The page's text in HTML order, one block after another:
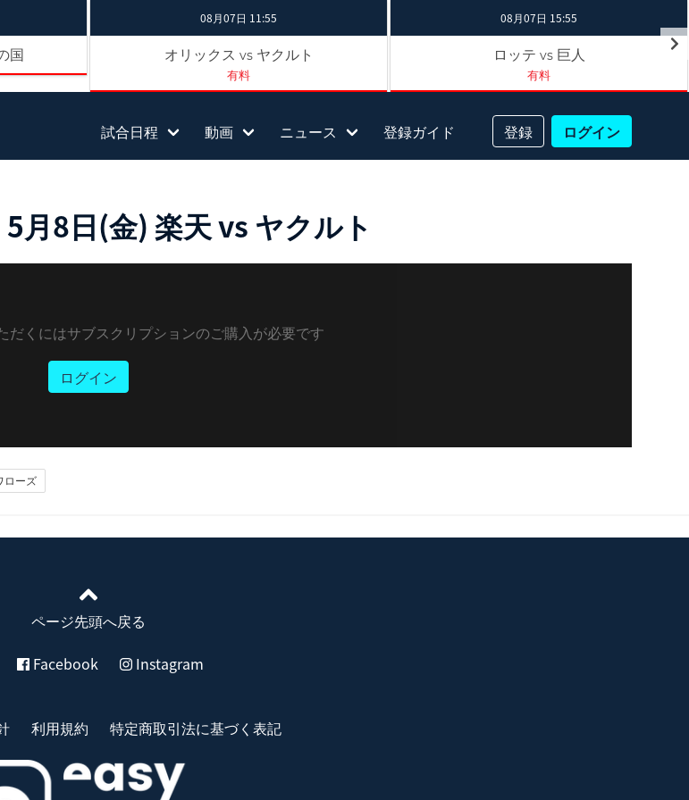
国
08月07日 11:55
オリックス vs ヤクルト
有料
08月07日 15:55
ロッテ vs 巨人
有料
試合日程 動画 ニュース 登録ガイド 登録 ログイン
月8日(金) 楽天 vs ヤクルト
だくにはサブスクリプションのご購入が必要です
ログイン
ローズ
ページ先頭へ戻る
Facebook Instagram
利用規約 特定商取引法に基づく表記